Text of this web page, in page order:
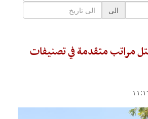
الى
مراتب متقدمة في تصنيفات